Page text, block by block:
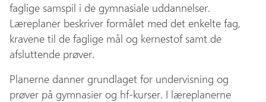
faglige samspil i de gymnasiale uddannelser.
Læreplaner beskriver formålet med det enkelte fag,
kravene til de faglige mål og kernestof samt de
afsluttende prøver.
Planerne danner grundlaget for undervisning og
prøver på gymnasier og hf-kurser. I læreplanerne